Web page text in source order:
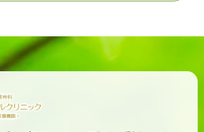
眠症・睡眠障害
（レスリン）の効果・作用・副作用